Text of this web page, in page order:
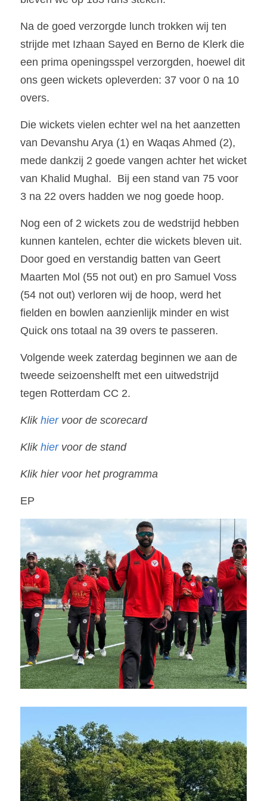
Na de goed verzorgde lunch trokken wij ten
strijde met Izhaan Sayed en Berno de Klerk die
een prima openingsspel verzorgden, hoewel dit
ons geen wickets opleverden: 37 voor 0 na 10
overs.
Die wickets vielen echter wel na het aanzetten
van Devanshu Arya (1) en Waqas Ahmed (2),
mede dankzij 2 goede vangen achter het wicket
van Khalid Mughal.  Bij een stand van 75 voor
3 na 22 overs hadden we nog goede hoop.
Nog een of 2 wickets zou de wedstrijd hebben
kunnen kantelen, echter die wickets bleven uit.
Door goed en verstandig batten van Geert
Maarten Mol (55 not out) en pro Samuel Voss
(54 not out) verloren wij de hoop, werd het
fielden en bowlen aanzienlijk minder en wist
Quick ons totaal na 39 overs te passeren.
Volgende week zaterdag beginnen we aan de
tweede seizoenshelft met een uitwedstrijd
tegen Rotterdam CC 2.
Klik hier voor de scorecard
Klik hier voor de stand
Klik hier voor het programma
EP